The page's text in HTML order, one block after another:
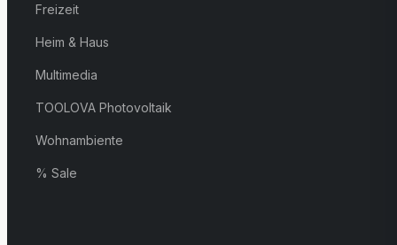
Freizeit
Heim & Haus
Multimedia
TOOLOVA Photovoltaik
Wohnambiente
% Sale